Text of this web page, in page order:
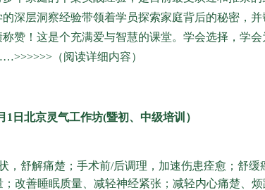
深层洞察经验带领着学员探索家庭背后的秘密，
称赞！这是个充满爱与智慧的课堂。学会选择，学
（阅读详细内容）
1日北京灵气工作坊(暨初、中级培训）
，舒解痛楚；手术前/后调理，加速伤患痊愈；舒
改善睡眠质量、减轻神经紧张；减轻内心痛楚、